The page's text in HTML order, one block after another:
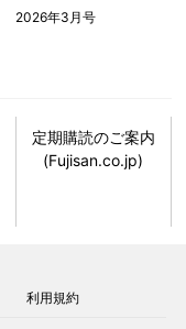
2026年3月号
定期購読のご案内
(Fujisan.co.jp)
利用規約